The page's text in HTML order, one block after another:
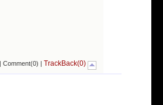
Comment(0) TrackBack(0)